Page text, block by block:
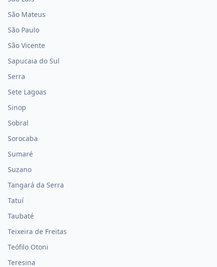
São Mateus
São Paulo
São Vicente
Sapucaia do Sul
Serra
Sete Lagoas
Sinop
Sobral
Sorocaba
Sumaré
Suzano
Tangará da Serra
Tatuí
Taubaté
Teixeira de Freitas
Teófilo Otoni
Teresina